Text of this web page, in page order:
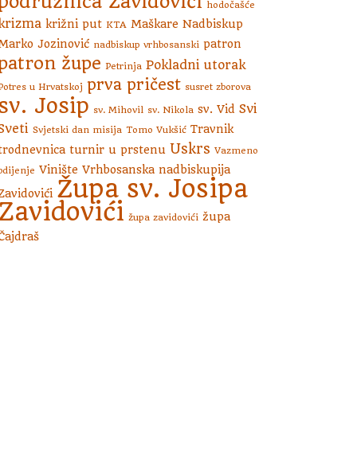
hodočašće
križni put KTA Maškare Nadbiskup
Jozinović nadbiskup vrhbosanski patron
župe Petrinja Pokladni utorak
u Hrvatskoj prva pričest susret zborova
Josip sv. Mihovil sv. Nikola sv. Vid Svi
Svjetski dan misija Tomo Vukšić Travnik
turnir u prstenu Uskrs Vazmeno
Vinište Vrhbosanska nadbiskupija
Župa sv. Josipa
Zavidovići župa zavidovići župa